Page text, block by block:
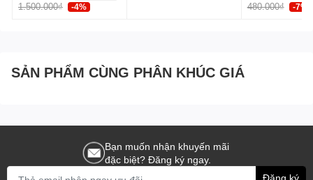
1.500.000₫ -4% 480.000₫ -7%
SẢN PHẨM CÙNG PHÂN KHÚC GIÁ
Bạn muốn nhận khuyến mãi
đặc biệt? Đăng ký ngay.